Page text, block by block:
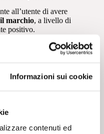
Informazioni sui cookie
contenuti ed
all’utente di avere
marchio, a livello di
positivo.
da selezionare come
a reperire. Potrà
alle proprie preferenze
modificare il touchpoint
acquistarli dopo
da PC.